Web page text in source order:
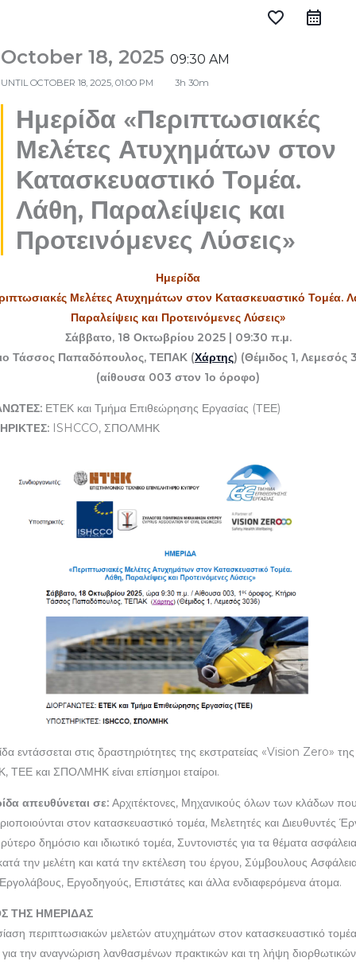
favorite_border
October 18, 2025 09:30 AM
UNTILOCTOBER 18, 2025, 01:00 PM 3h 30m
Ημερίδα «Περιπτωσιακές
Μελέτες Ατυχημάτων στον
Κατασκευαστικό Τομέα.
Λάθη, Παραλείψεις και
Προτεινόμενες Λύσεις»
Ημερίδα
Μελέτες Ατυχημάτων στον Κατασκευαστικό Τομέα.
Παραλείψεις και Προτεινόμενες Λύσεις»
Σάββατο, 18 Οκτωβρίου 2025 | 09:30 π.μ.
Τάσσος Παπαδόπουλος, ΤΕΠΑΚ (Χάρτης) (Θέμιδος 1, Λεμεσός
(αίθουσα 003 στον 1ο όροφο)
ΕΤΕΚ και Τμήμα Επιθεώρησης Εργασίας (ΤΕΕ)
ISHCCO, ΣΠΟΛΜΗΚ
εντάσσεται στις δραστηριότητες της εκστρατείας «Vision Zero»
ΤΕΕ και ΣΠΟΛΜΗΚ είναι επίσημοι εταίροι.
απευθύνεται σε: Αρχιτέκτονες, Μηχανικούς όλων των κλάδων
στον κατασκευαστικό τομέα, Μελετητές και Διευθυντές
δημόσιο και ιδιωτικό τομέα, Συντονιστές για τα θέματα
την μελέτη και κατά την εκτέλεση του έργου, Σύμβουλους
Εργοδηγούς, Επιστάτες και άλλα ενδιαφερόμενα άτομα.
ΤΗΣ ΗΜΕΡΙΔΑΣ
περιπτωσιακών μελετών ατυχημάτων στον κατασκευαστικό
την αναγνώριση λανθασμένων πρακτικών και τη λήψη διορθωτικών